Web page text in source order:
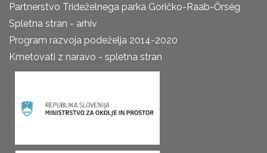
Partnerstvo Trideželnega parka Goričko-Raab-Őrség
Spletna stran - arhiv
Program razvoja podeželja 2014-2020
Kmetovati z naravo - spletna stran